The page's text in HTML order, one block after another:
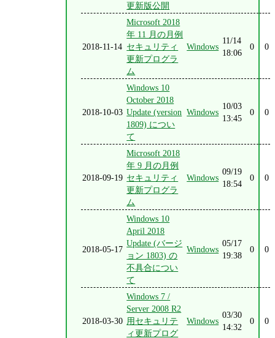
更新版公開
2018-11-14
Microsoft 2018
年 11 月の月例
セキュリティ
更新プログラ
ム
Windows
11/14
18:06
0 0
2018-10-03
Windows 10
October 2018
Update (version
1809) につい
て
Windows
10/03
13:45
0 0
2018-09-19
Microsoft 2018
年 9 月の月例
セキュリティ
更新プログラ
ム
Windows
09/19
18:54
0 0
2018-05-17
Windows 10
April 2018
Update (バージ
ョン 1803) の
不具合につい
て
Windows
05/17
19:38
0 0
2018-03-30
Windows 7 /
Server 2008 R2
用セキュリテ
ィ更新プログ
Windows
03/30
14:32
0 0